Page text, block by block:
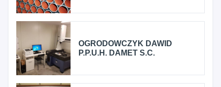
OGRODOWCZYK DAWID
P.P.U.H. DAMET S.C.